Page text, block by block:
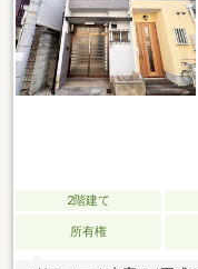
2階建て
所有権